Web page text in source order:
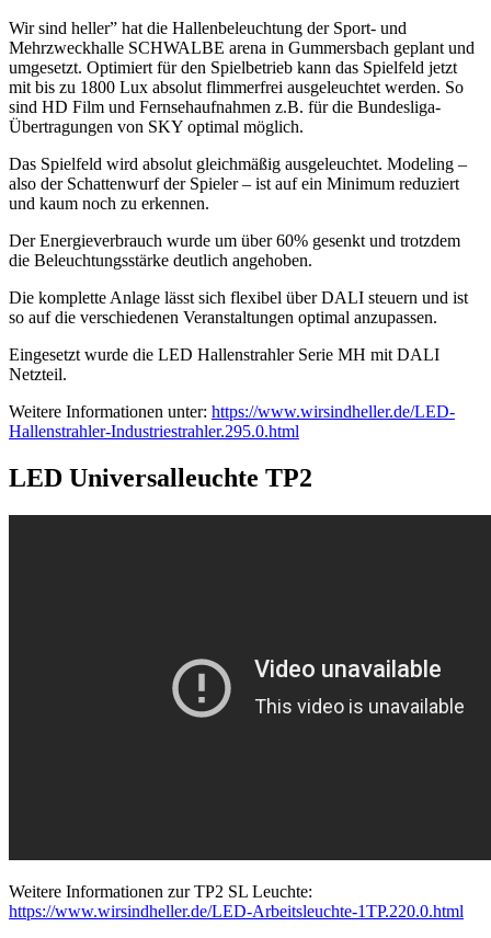
Wir sind heller” hat die Hallenbeleuchtung der Sport- und
Mehrzweckhalle SCHWALBE arena in Gummersbach geplant und
umgesetzt. Optimiert für den Spielbetrieb kann das Spielfeld jetzt
mit bis zu 1800 Lux absolut flimmerfrei ausgeleuchtet werden. So
sind HD Film und Fernsehaufnahmen z.B. für die Bundesliga-
Übertragungen von SKY optimal möglich.
Das Spielfeld wird absolut gleichmäßig ausgeleuchtet. Modeling –
also der Schattenwurf der Spieler – ist auf ein Minimum reduziert
und kaum noch zu erkennen.
Der Energieverbrauch wurde um über 60% gesenkt und trotzdem
die Beleuchtungsstärke deutlich angehoben.
Die komplette Anlage lässt sich flexibel über DALI steuern und ist
so auf die verschiedenen Veranstaltungen optimal anzupassen.
Eingesetzt wurde die LED Hallenstrahler Serie MH mit DALI
Netzteil.
Weitere Informationen unter: https://www.wirsindheller.de/LED-
Hallenstrahler-Industriestrahler.295.0.html
LED Universalleuchte TP2
Weitere Informationen zur TP2 SL Leuchte:
https://www.wirsindheller.de/LED-Arbeitsleuchte-1TP.220.0.html